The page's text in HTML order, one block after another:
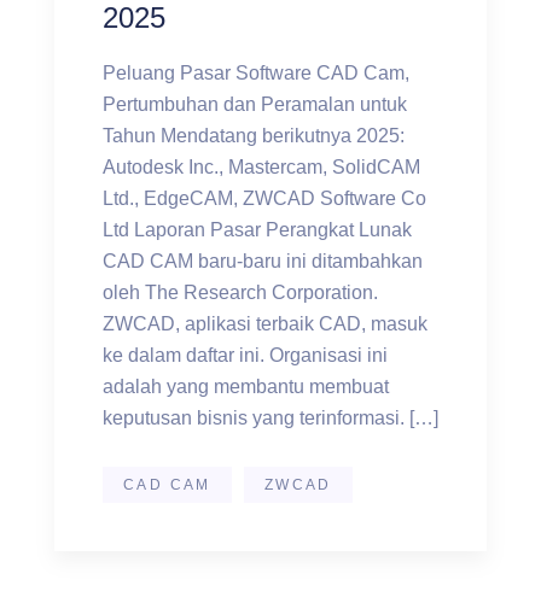
2025
Peluang Pasar Software CAD Cam,
Pertumbuhan dan Peramalan untuk
Tahun Mendatang berikutnya 2025:
Autodesk Inc., Mastercam, SolidCAM
Ltd., EdgeCAM, ZWCAD Software Co
Ltd Laporan Pasar Perangkat Lunak
CAD CAM baru-baru ini ditambahkan
oleh The Research Corporation.
ZWCAD, aplikasi terbaik CAD, masuk
ke dalam daftar ini. Organisasi ini
adalah yang membantu membuat
keputusan bisnis yang terinformasi. […]
CAD CAM ZWCAD